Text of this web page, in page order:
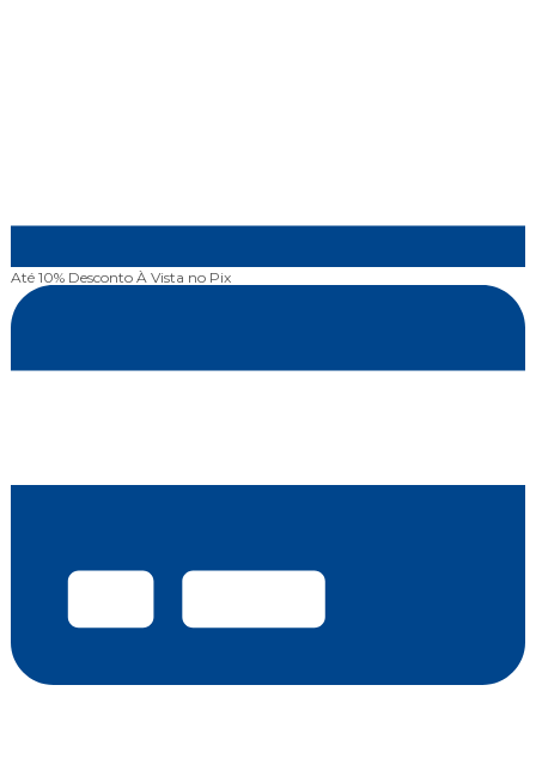
Até 10% Desconto À Vista no Pix